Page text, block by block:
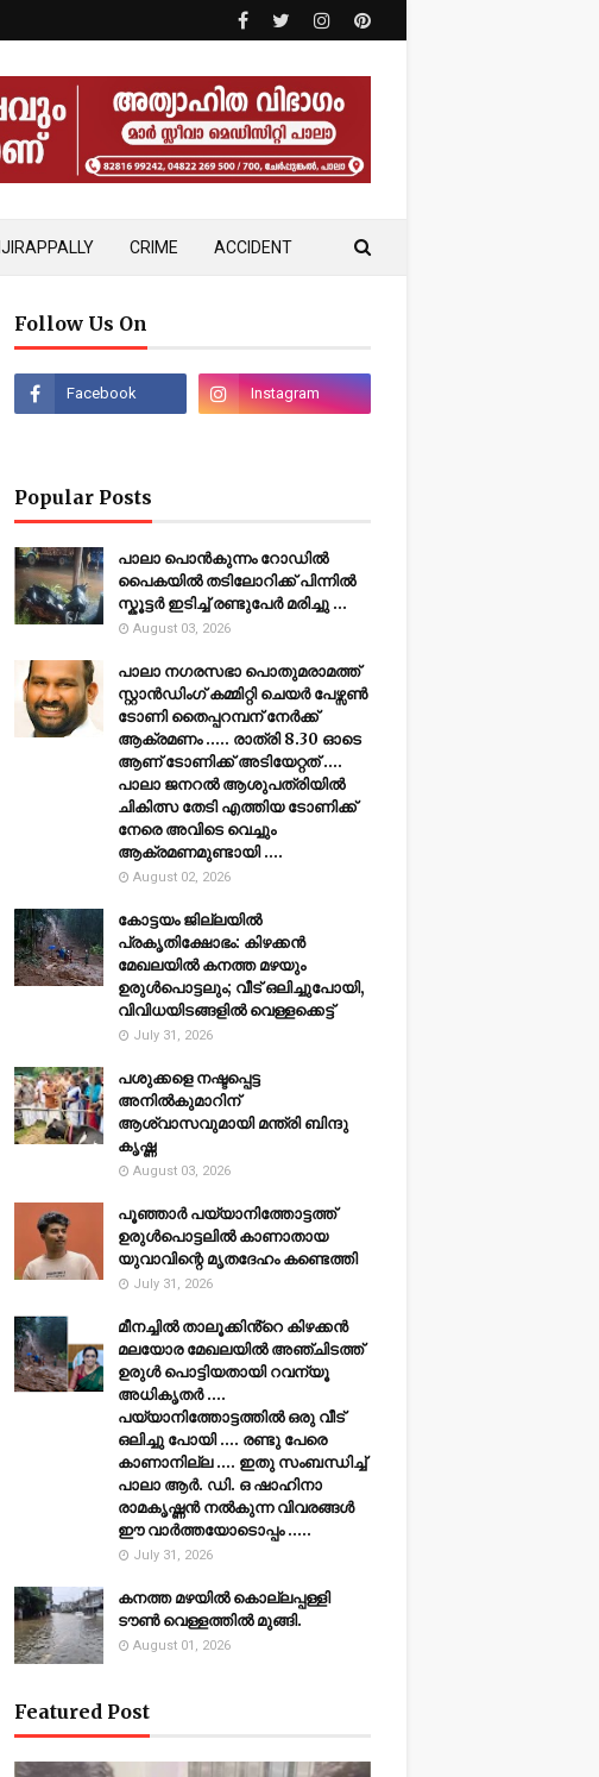
CRIME ACCIDENT
Follow Us On
Popular Posts
പാലാ പൊൻകുന്നം റോഡിൽ
പൈകയിൽ തടിലോറിക്ക് പിന്നിൽ
സ്കൂട്ടർ ഇടിച്ച് രണ്ടുപേർ മരിച്ചു ...
August 03, 2026
പാലാ നഗരസഭാ പൊതുമരാമത്ത്
സ്റ്റാൻഡിംഗ് കമ്മിറ്റി ചെയർ പേഴ്സൺ
ടോണി തൈപ്പറമ്പന് നേർക്ക്
ആക്രമണം ..... രാത്രി 8.30 ഓടെ
ആണ് ടോണിക്ക് അടിയേറ്റത് ....
പാലാ ജനറൽ ആശുപത്രിയിൽ
ചികിത്സ തേടി എത്തിയ ടോണിക്ക്
നേരെ അവിടെ വെച്ചും
ആക്രമണമുണ്ടായി ....
August 02, 2026
കോട്ടയം ജില്ലയില്‍
പ്രകൃതിക്ഷോഭം: കിഴക്കന്‍
മേഖലയില്‍ കനത്ത മഴയും
ഉരുള്‍പൊട്ടലും; വീട് ഒലിച്ചുപോയി,
വിവിധയിടങ്ങളില്‍ വെള്ളക്കെട്ട്
July 31, 2026
പശുക്കളെ നഷ്ടപ്പെട്ട
അനിൽകുമാറിന്
ആശ്വാസവുമായി മന്ത്രി ബിന്ദു
കൃഷ്ണ
August 03, 2026
പൂഞ്ഞാര്‍ പയ്യാനിത്തോട്ടത്ത്
ഉരുള്‍പൊട്ടലില്‍ കാണാതായ
യുവാവിന്റെ മൃതദേഹം കണ്ടെത്തി
July 31, 2026
മീനച്ചിൽ താലൂക്കിൻ്റെ കിഴക്കൻ
മലയോര മേഖലയിൽ അഞ്ചിടത്ത്
ഉരുൾ പൊട്ടിയതായി റവന്യൂ
അധികൃതർ ....
പയ്യാനിത്തോട്ടത്തിൽ ഒരു വീട്
ഒലിച്ചു പോയി .... രണ്ടു പേരെ
കാണാനില്ല .... ഇതു സംബന്ധിച്ച്
പാലാ ആർ. ഡി. ഒ ഷാഹിനാ
രാമകൃഷ്ണൻ നൽകുന്ന വിവരങ്ങൾ
ഈ വാർത്തയോടൊപ്പം .....
July 31, 2026
കനത്ത മഴയില്‍ കൊല്ലപ്പള്ളി
ടൗണ്‍ വെള്ളത്തില്‍ മുങ്ങി.
August 01, 2026
Featured Post